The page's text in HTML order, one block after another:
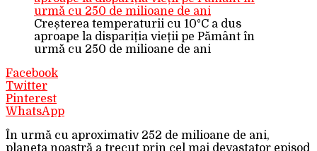
Creșterea temperaturii cu 10°C a dus
aproape la dispariția vieții pe Pământ în
urmă cu 250 de milioane de ani
Facebook
Twitter
Pinterest
WhatsApp
În urmă cu aproximativ 252 de milioane de ani,
planeta noastră a trecut prin cel mai devastator episod